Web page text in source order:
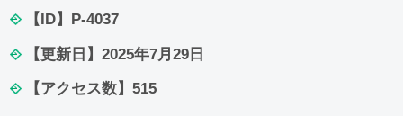
【ID】 P-4037
【更新日】 2025年7月29日
【アクセス数】 515